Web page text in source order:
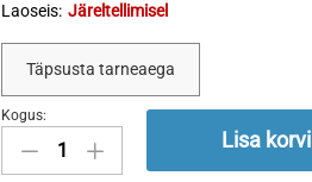
Laoseis: Järeltellimisel
Täpsusta tarneaega
Niidukorpuse
tugiratas
Kogus:
Lisa korvi